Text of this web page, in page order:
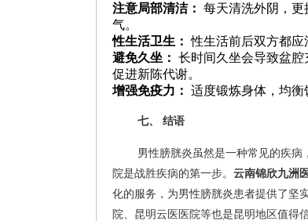
注意局部清洁： 每天清洗外阴，
气。
性生活卫生： 性生活前后双方都应
避免久坐： 长时间久坐会导致盆腔
促进新陈代谢。
增强免疫力： 适度锻炼身体，均衡
七、 结语
男性膀胱炎虽然是一种常见的疾
院是战胜疾病的第一步。 云南锦欣九洲
化的服务，为男性膀胱炎患者提供了坚
院、昆明云医医院等也是昆明地区值得